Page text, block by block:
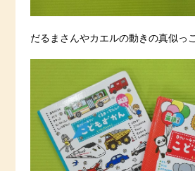
だるまさんやカエルの動きの真似っ